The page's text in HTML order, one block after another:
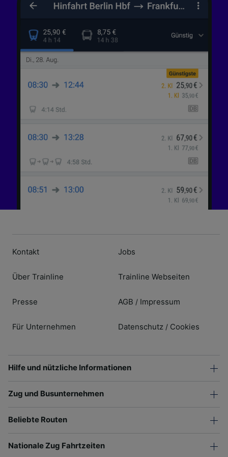
Kontakt
Über Trainline
Presse
Für Unternehmen
Jobs
Trainline Webseiten
AGB / Impressum
Datenschutz / Cookies
Hilfe und nützliche Informationen
Zug und Busunternehmen
Beliebte Routen
Nationale Zug Fahrtzeiten